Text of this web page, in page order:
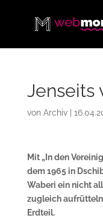
Jenseits
von Archiv|
Mit „In den
dem 1965 in
Waberi ein nicht
zugleich
Erdteil.